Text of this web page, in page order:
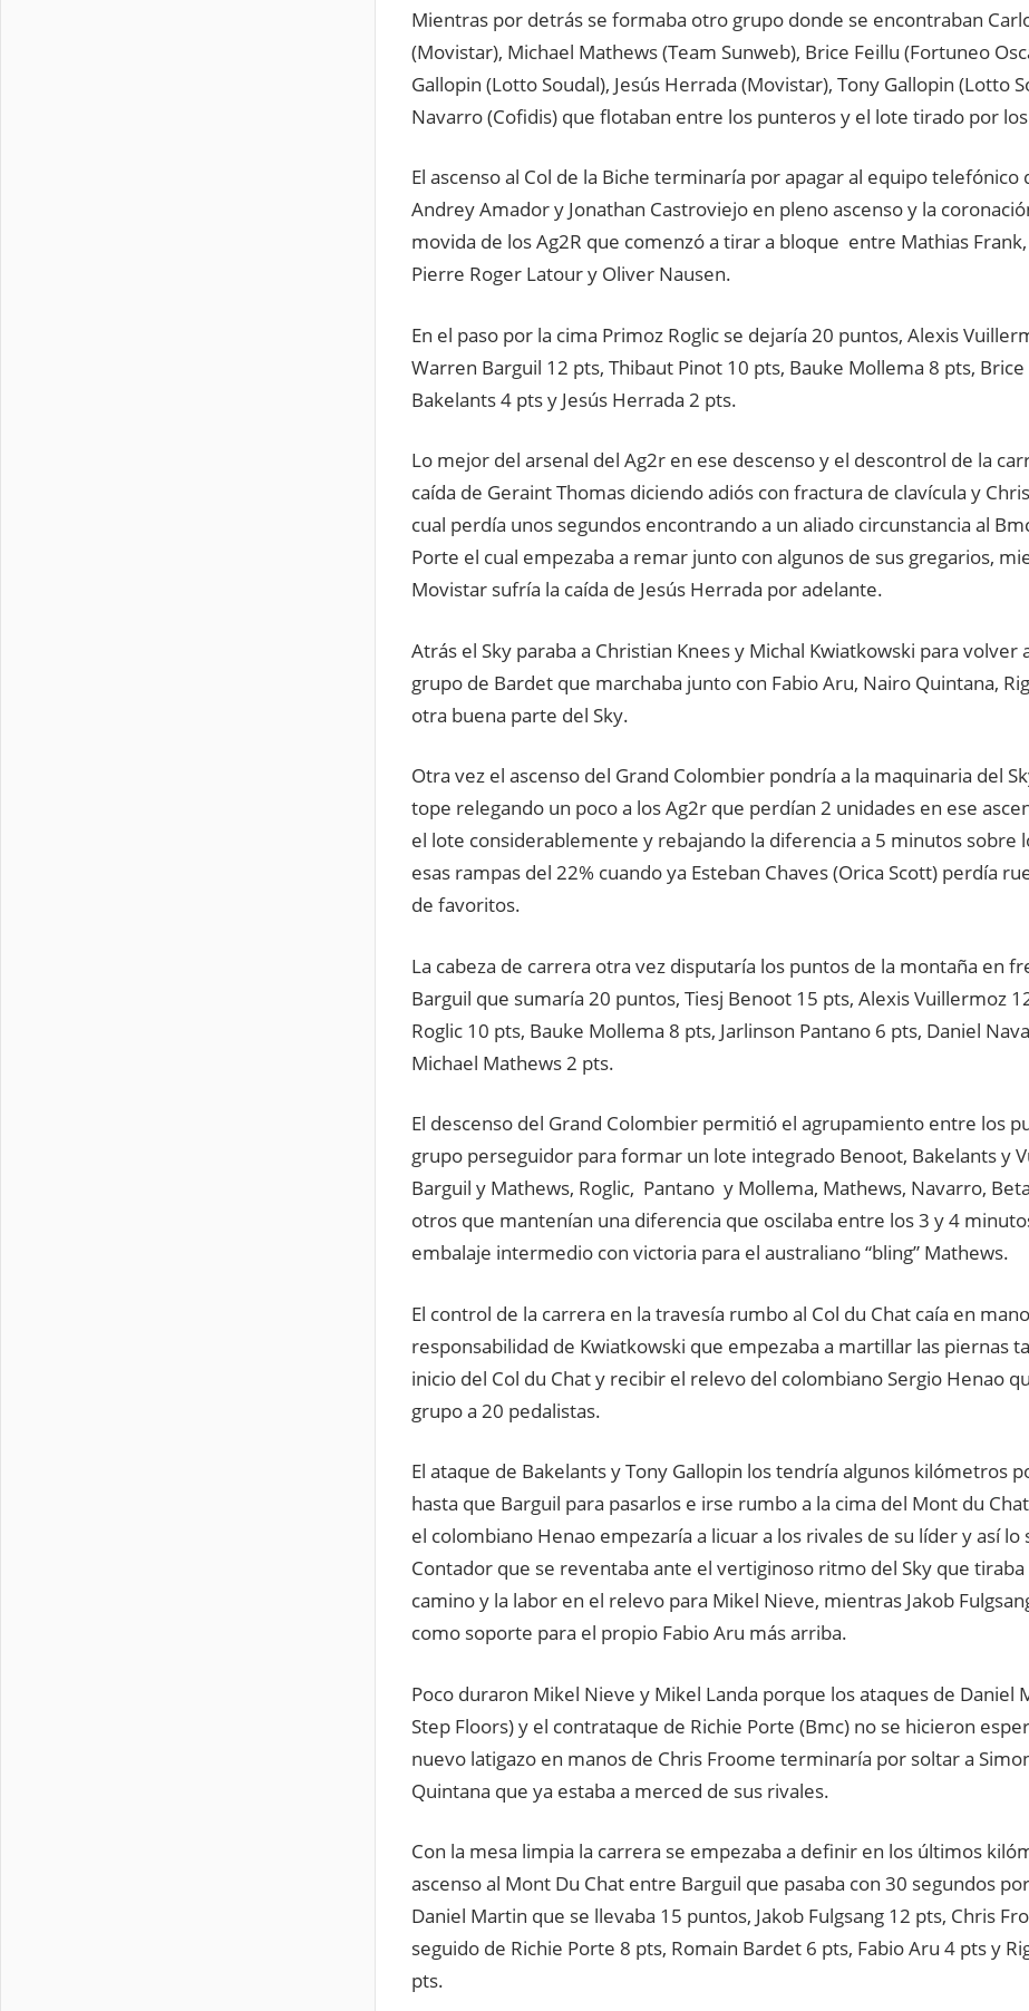
Mientras por detrás se formaba otro grupo donde se encontraban
(Movistar), Michael Mathews (Team Sunweb), Brice Feillu (Fortuneo
Gallopin (Lotto Soudal), Jesús Herrada (Movistar), Tony Gallopin (Lotto
Navarro (Cofidis) que flotaban entre los punteros y el lote tirado por
El ascenso al Col de la Biche terminaría por apagar al equipo telefónico
Andrey Amador y Jonathan Castroviejo en pleno ascenso y la
movida de los Ag2R que comenzó a tirar a bloque entre Mathias
Pierre Roger Latour y Oliver Nausen.
En el paso por la cima Primoz Roglic se dejaría 20 puntos, Alexis
Warren Barguil 12 pts, Thibaut Pinot 10 pts, Bauke Mollema 8 pts, Brice
Bakelants 4 pts y Jesús Herrada 2 pts.
Lo mejor del arsenal del Ag2r en ese descenso y el descontrol de la
caída de Geraint Thomas diciendo adiós con fractura de clavícula y
cual perdía unos segundos encontrando a un aliado circunstancia al
Porte el cual empezaba a remar junto con algunos de sus gregarios,
Movistar sufría la caída de Jesús Herrada por adelante.
Atrás el Sky paraba a Christian Knees y Michal Kwiatkowski para volver
grupo de Bardet que marchaba junto con Fabio Aru, Nairo Quintana,
otra buena parte del Sky.
Otra vez el ascenso del Grand Colombier pondría a la maquinaria del
tope relegando un poco a los Ag2r que perdían 2 unidades en ese
el lote considerablemente y rebajando la diferencia a 5 minutos sobre
esas rampas del 22% cuando ya Esteban Chaves (Orica Scott) perdía
de favoritos.
La cabeza de carrera otra vez disputaría los puntos de la montaña en
Barguil que sumaría 20 puntos, Tiesj Benoot 15 pts, Alexis Vuillermoz
Roglic 10 pts, Bauke Mollema 8 pts, Jarlinson Pantano 6 pts, Daniel
Michael Mathews 2 pts.
El descenso del Grand Colombier permitió el agrupamiento entre los
grupo perseguidor para formar un lote integrado Benoot, Bakelants y
Barguil y Mathews, Roglic, Pantano y Mollema, Mathews, Navarro,
otros que mantenían una diferencia que oscilaba entre los 3 y 4
embalaje intermedio con victoria para el australiano “bling” Mathews.
El control de la carrera en la travesía rumbo al Col du Chat caía en
responsabilidad de Kwiatkowski que empezaba a martillar las piernas
inicio del Col du Chat y recibir el relevo del colombiano Sergio Henao
grupo a 20 pedalistas.
El ataque de Bakelants y Tony Gallopin los tendría algunos kilómetros
hasta que Barguil para pasarlos e irse rumbo a la cima del Mont du
el colombiano Henao empezaría a licuar a los rivales de su líder y así
Contador que se reventaba ante el vertiginoso ritmo del Sky que
camino y la labor en el relevo para Mikel Nieve, mientras Jakob
como soporte para el propio Fabio Aru más arriba.
Poco duraron Mikel Nieve y Mikel Landa porque los ataques de Daniel
Step Floors) y el contrataque de Richie Porte (Bmc) no se hicieron
nuevo latigazo en manos de Chris Froome terminaría por soltar a
Quintana que ya estaba a merced de sus rivales.
Con la mesa limpia la carrera se empezaba a definir en los últimos
ascenso al Mont Du Chat entre Barguil que pasaba con 30 segundos
Daniel Martin que se llevaba 15 puntos, Jakob Fulgsang 12 pts, Chris
seguido de Richie Porte 8 pts, Romain Bardet 6 pts, Fabio Aru 4 pts y
pts.